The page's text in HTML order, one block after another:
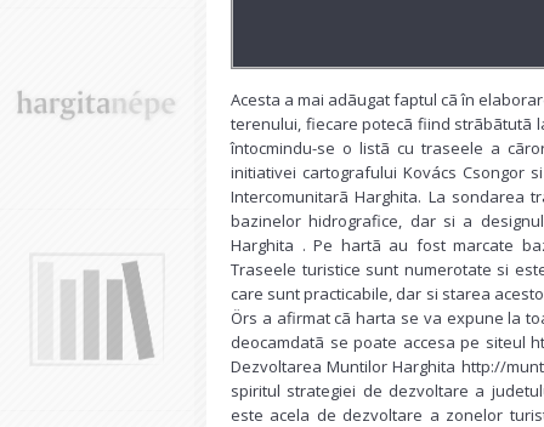
Acesta a mai adãugat faptul cã în
terenului, fiecare potecã fiind strãbãtutã
întocmindu-se o listã cu traseele a
initiativei cartografului Kovács Csongor
Intercomunitarã Harghita. La sondarea
bazinelor hidrografice, dar si a
Harghita . Pe hartã au fost marcate
Traseele turistice sunt numerotate si
care sunt practicabile, dar si starea
Örs a afirmat cã harta se va expune la
deocamdatã se poate accesa pe siteul
Dezvoltarea Muntilor Harghita http://
spiritul strategiei de dezvoltare a
este acela de dezvoltare a zonelor